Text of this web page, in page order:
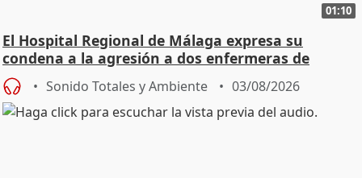
01:10
El Hospital Regional de Málaga expresa su
condena a la agresión a dos enfermeras de
Urgencias
Sonido Totales y Ambiente 03/08/2026